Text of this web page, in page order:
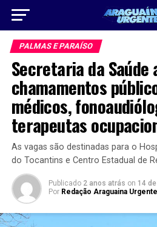
PALMAS E PARAÍSO
Secretaria da Saúde
chamamentos
médicos,
terapeutas
As vagas são destinadas para o
do Tocantins e Centro Estadual de
Publicado 2 anos atrás on 14
Por Redação Araguaina Urgente